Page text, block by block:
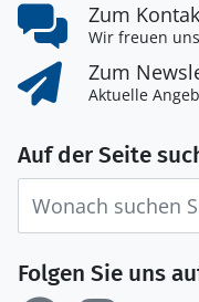
Zum
Wir freuen
Zum
Aktuelle
Auf der Seite
Folgen Sie uns